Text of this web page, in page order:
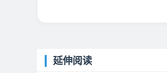
延伸阅读